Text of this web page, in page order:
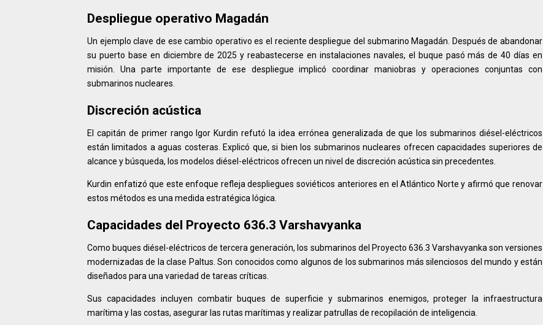
Despliegue operativo Magadán
Un ejemplo clave de ese cambio operativo es el reciente despliegue del submarino Magadán. Después de abandonar
su puerto base en diciembre de 2025 y reabastecerse en instalaciones navales, el buque pasó más de 40 días en
misión. Una parte importante de ese despliegue implicó coordinar maniobras y operaciones conjuntas con
submarinos nucleares.
Discreción acústica
El capitán de primer rango Igor Kurdin refutó la idea errónea generalizada de que los submarinos diésel-eléctricos
están limitados a aguas costeras. Explicó que, si bien los submarinos nucleares ofrecen capacidades superiores de
alcance y búsqueda, los modelos diésel-eléctricos ofrecen un nivel de discreción acústica sin precedentes.
Kurdin enfatizó que este enfoque refleja despliegues soviéticos anteriores en el Atlántico Norte y afirmó que renovar
estos métodos es una medida estratégica lógica.
Capacidades del Proyecto 636.3 Varshavyanka
Como buques diésel-eléctricos de tercera generación, los submarinos del Proyecto 636.3 Varshavyanka son versiones
modernizadas de la clase Paltus. Son conocidos como algunos de los submarinos más silenciosos del mundo y están
diseñados para una variedad de tareas críticas.
Sus capacidades incluyen combatir buques de superficie y submarinos enemigos, proteger la infraestructura
marítima y las costas, asegurar las rutas marítimas y realizar patrullas de recopilación de inteligencia.